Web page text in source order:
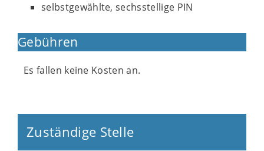
selbstgewählte, sechsstellige PIN
Gebühren
Es fallen keine Kosten an.
Zuständige Stelle